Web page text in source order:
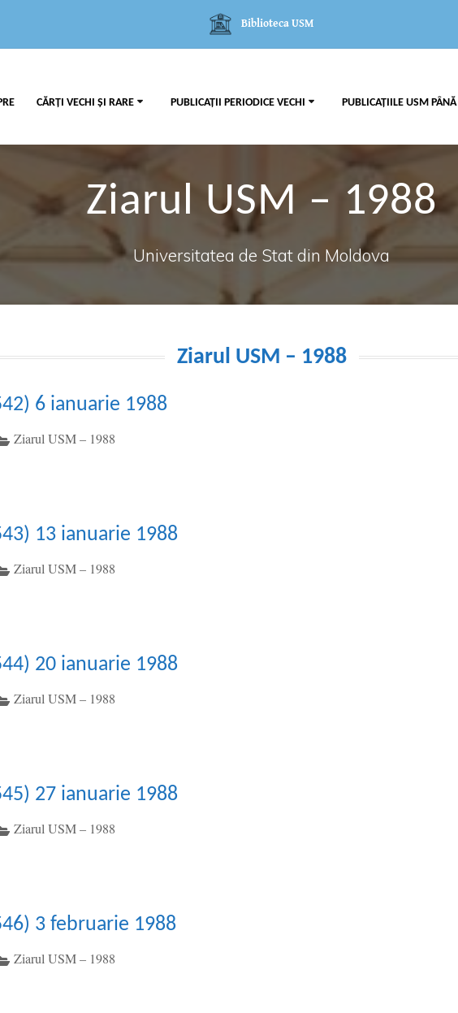
Biblioteca USM
CĂRȚI VECHI ȘI RARE PUBLICAȚII PERIODICE VECHI PUBLICAȚIILE USM
Ziarul USM – 1988
Universitatea de Stat din Moldova
Ziarul USM – 1988
6 ianuarie 1988
Ziarul USM – 1988
13 ianuarie 1988
Ziarul USM – 1988
20 ianuarie 1988
Ziarul USM – 1988
27 ianuarie 1988
Ziarul USM – 1988
3 februarie 1988
Ziarul USM – 1988